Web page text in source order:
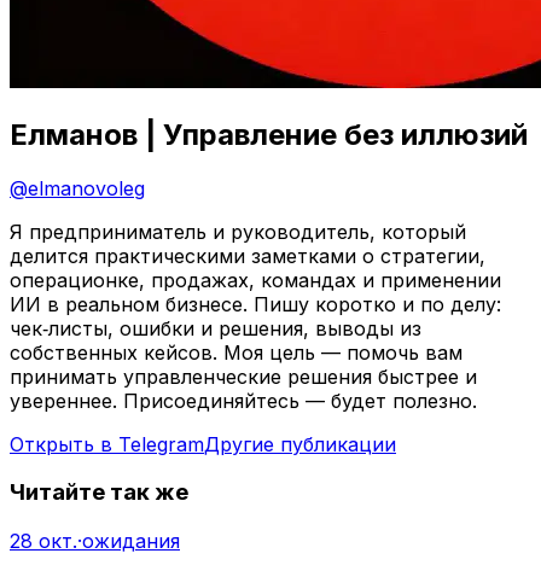
Елманов | Управление без иллюзий
@elmanovoleg
Я предприниматель и руководитель, который
делится практическими заметками о стратегии,
операционке, продажах, командах и применении
ИИ в реальном бизнесе. Пишу коротко и по делу:
чек‑листы, ошибки и решения, выводы из
собственных кейсов. Моя цель — помочь вам
принимать управленческие решения быстрее и
увереннее. Присоединяйтесь — будет полезно.
Открыть в TelegramДругие публикации
Читайте так же
28 окт.·ожидания